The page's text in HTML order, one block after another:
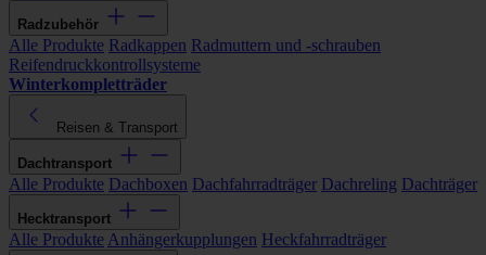
Radzubehör
Alle Produkte Radkappen Radmuttern und -schrauben
Reifendruckkontrollsysteme
Winterkompletträder
Reisen & Transport
Dachtransport
Alle Produkte Dachboxen Dachfahrradträger Dachreling Dachträger
Hecktransport
Alle Produkte Anhängerkupplungen Heckfahrradträger